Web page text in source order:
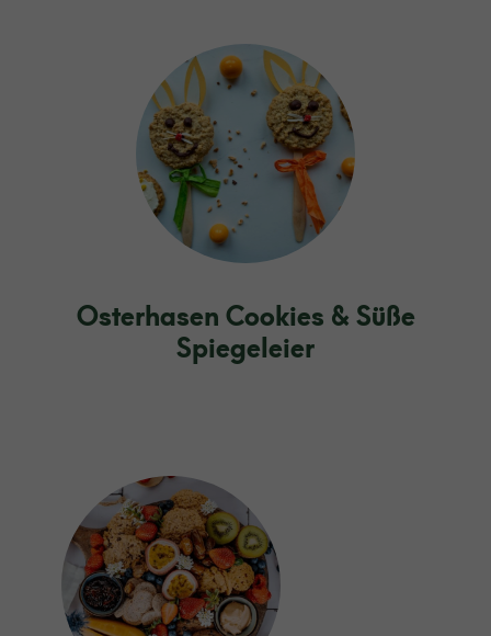
Osterhasen Cookies & Süße
Spiegeleier